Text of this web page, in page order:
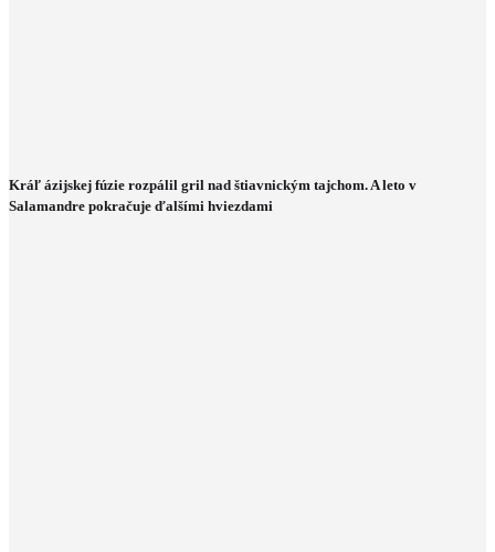
Kráľ ázijskej fúzie rozpálil gril nad štiavnickým tajchom. A leto v
Salamandre pokračuje ďalšími hviezdami